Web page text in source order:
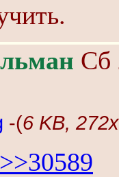
Сб
-(6 KB,
>>30589